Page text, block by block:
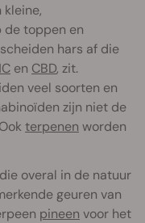
de toppen en
hars af die
en CBD, zit.
veel soorten en
zijn niet de
terpenen worden
overal in de natuur
geuren van
pineen voor het